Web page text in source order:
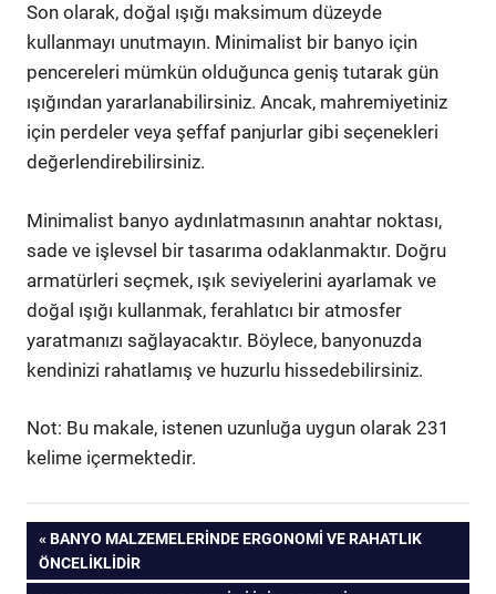
Son olarak, doğal ışığı maksimum düzeyde
kullanmayı unutmayın. Minimalist bir banyo için
pencereleri mümkün olduğunca geniş tutarak gün
ışığından yararlanabilirsiniz. Ancak, mahremiyetiniz
için perdeler veya şeffaf panjurlar gibi seçenekleri
değerlendirebilirsiniz.
Minimalist banyo aydınlatmasının anahtar noktası,
sade ve işlevsel bir tasarıma odaklanmaktır. Doğru
armatürleri seçmek, ışık seviyelerini ayarlamak ve
doğal ışığı kullanmak, ferahlatıcı bir atmosfer
yaratmanızı sağlayacaktır. Böylece, banyonuzda
kendinizi rahatlamış ve huzurlu hissedebilirsiniz.
Not: Bu makale, istenen uzunluğa uygun olarak 231
kelime içermektedir.
Yazı
PREVIOUS
POST:
BANYO MALZEMELERINDE ERGONOMI VE RAHATLIK
ÖNCELIKLIDIR